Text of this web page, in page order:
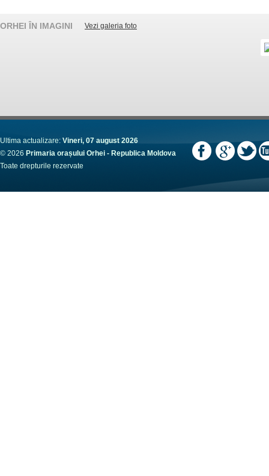
ORHEI ÎN IMAGINI Vezi galeria foto
Ultima actualizare: Vineri, 07 august 2026
© 2026 Primaria orașului Orhei - Republica Moldova
Toate drepturile rezervate